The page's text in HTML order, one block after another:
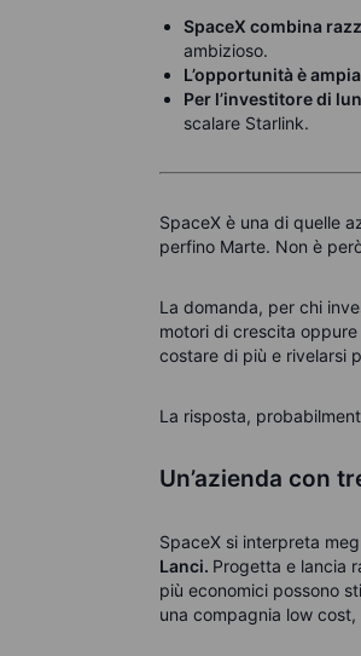
SpaceX combina
ambizioso.
L’opportunità è ampia
Per l’investitore di
scalare Starlink.
SpaceX è una di quelle
perfino Marte. Non è
La domanda, per chi
motori di crescita
costare di più e rivelarsi
La risposta,
Un’azienda con
SpaceX si interpreta
Lanci. Progetta e lancia
più economici possono
una compagnia low